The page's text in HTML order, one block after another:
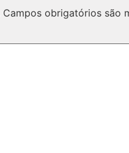
Campos obrigatórios são